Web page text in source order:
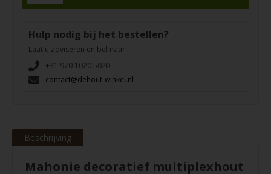
Hulp nodig bij het bestellen?
Laat u adviseren en bel naar
+31 970 1020 5020
contact@dehout-winkel.nl
Beschrijving
Mahonie decoratief multiplexhout